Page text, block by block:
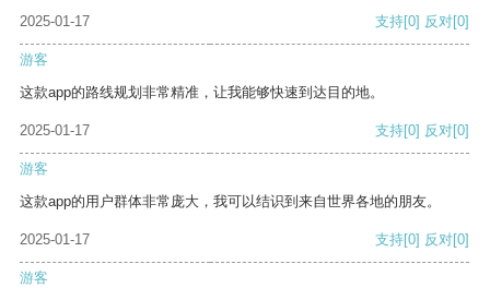
2025-01-17
支持[0] 反对[0]
游客
这款app的路线规划非常精准，让我能够快速到达目的地。
2025-01-17 支持[0] 反对[0]
游客
这款app的用户群体非常庞大，我可以结识到来自世界各地的朋友。
2025-01-17 支持[0] 反对[0]
游客